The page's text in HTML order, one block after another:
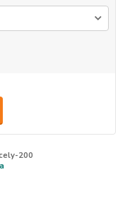
200